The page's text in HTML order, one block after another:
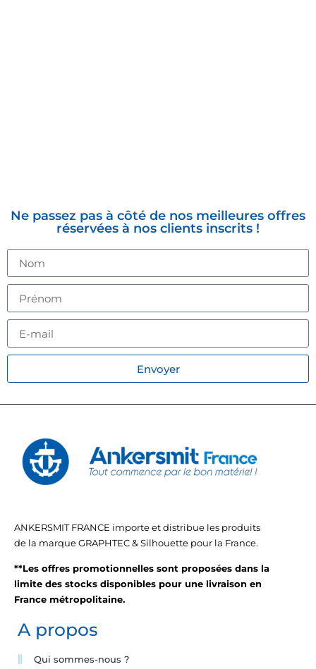
Ne passez pas à côté de nos meilleures offres
réservées à nos clients inscrits !
Envoyer
ANKERSMIT FRANCE importe et distribue les produits
de la marque GRAPHTEC & Silhouette pour la France.
**Les offres promotionnelles sont proposées dans la
limite des stocks disponibles pour une livraison en
France métropolitaine.
A propos
Qui sommes-nous ?